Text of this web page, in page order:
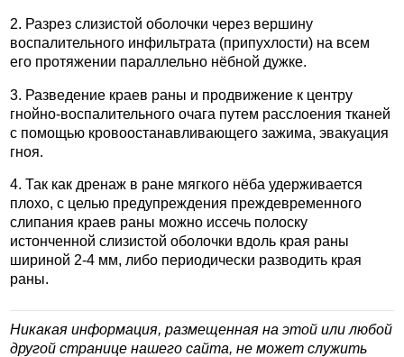
2. Разрез слизистой оболочки через вершину
воспалительного инфильтрата (припухлости) на всем
его протяжении параллельно нёбной дужке.
3. Разведение краев раны и продвижение к центру
гнойно-воспалительного очага путем расслоения тканей
с помощью кровоостанавливающего зажима, эвакуация
гноя.
4. Так как дренаж в ране мягкого нёба удерживается
плохо, с целью предупреждения преждевременного
слипания краев раны можно иссечь полоску
истонченной слизистой оболочки вдоль края раны
шириной 2-4 мм, либо периодически разводить края
раны.
Никакая информация, размещенная на этой или любой
другой странице нашего сайта, не может служить